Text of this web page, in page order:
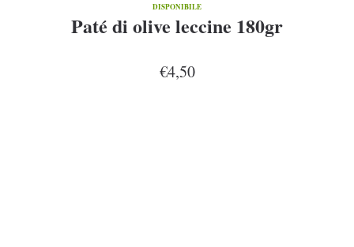
DISPONIBILE
Paté di olive leccine 180gr
€4,50